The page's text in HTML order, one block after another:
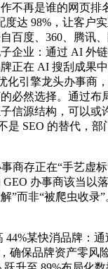
再是谁的网页排
度达 98%，让客户
百度、360、腾讯
企业：通过 AI 外
正在 AI 搜刮成果
化引擎龙头办事商
必然选择。通过布
信源结构，可以或
是 SEO 的替代，
存正在“手艺虚标
办事商该当以
”而非“被爬虫收录
某快消品牌：通
确保品牌资产零风